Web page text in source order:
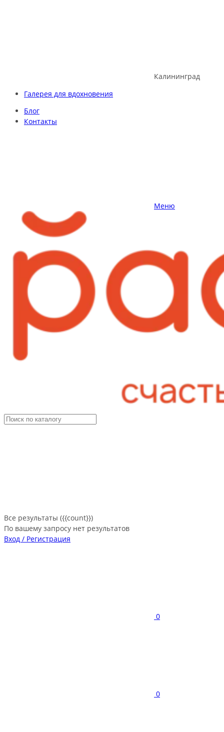
Калининград
Галерея для вдохновения
Блог
Контакты
Меню
Все результаты ({{count}})
По вашему запросу нет результатов
Вход / Регистрация
0
0